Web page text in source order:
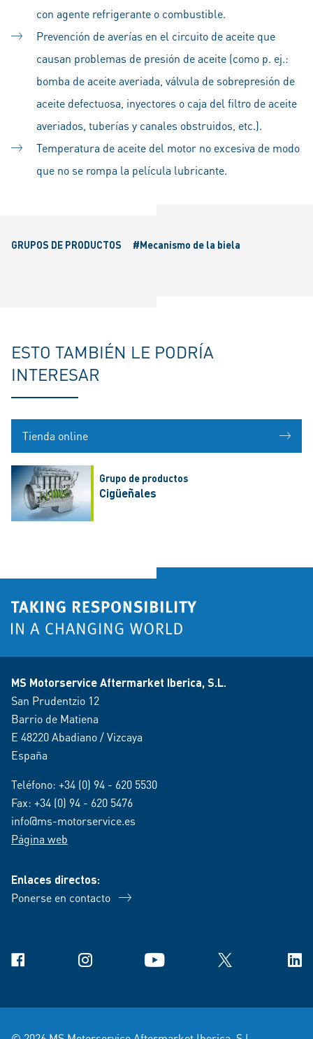
con agente refrigerante o combustible.
Prevención de averías en el circuito de aceite que
causan problemas de presión de aceite (como p. ej.:
bomba de aceite averiada, válvula de sobrepresión de
aceite defectuosa, inyectores o caja del filtro de aceite
averiados, tuberías y canales obstruidos, etc.).
Temperatura de aceite del motor no excesiva de modo
que no se rompa la película lubricante.
GRUPOS DE PRODUCTOS #Mecanismo de la biela
ESTO TAMBIÉN LE PODRÍA
INTERESAR
Tienda online
Grupo de productos
Cigüeñales
MS Motorservice Aftermarket Iberica, S.L.
San Prudentzio 12
Barrio de Matiena
E 48220 Abadiano / Vizcaya
España
Teléfono: +34 (0) 94 - 620 5530
Fax: +34 (0) 94 - 620 5476
info@ms-motorservice.es
Página web
Enlaces directos:
Ponerse en contacto
Facebook Instagram YouTube X